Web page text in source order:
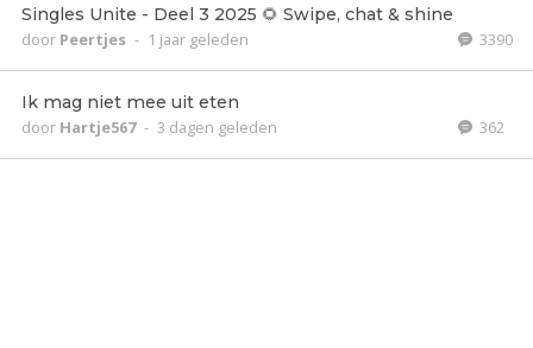
Singles Unite - Deel 3 2025 🌻 Swipe, chat & shine
door Peertjes - 1 jaar geleden 3390
Ik mag niet mee uit eten
door Hartje567 - 3 dagen geleden 362